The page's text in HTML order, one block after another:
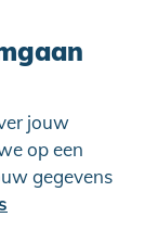
jouw
op een
gegevens